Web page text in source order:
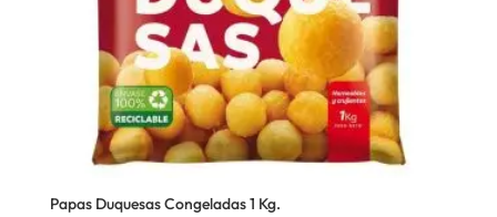
Papas Duquesas Congeladas 1 Kg.